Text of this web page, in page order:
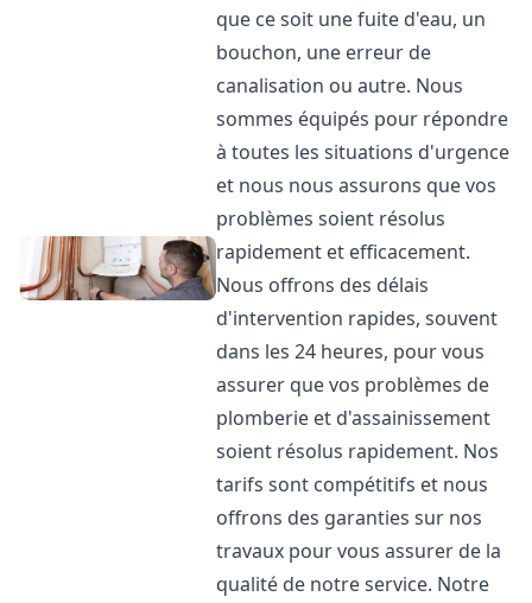
que ce soit une fuite d'eau, un
bouchon, une erreur de
canalisation ou autre. Nous
sommes équipés pour répondre
à toutes les situations d'urgence
et nous nous assurons que vos
problèmes soient résolus
rapidement et efficacement.
Nous offrons des délais
d'intervention rapides, souvent
dans les 24 heures, pour vous
assurer que vos problèmes de
plomberie et d'assainissement
soient résolus rapidement. Nos
tarifs sont compétitifs et nous
offrons des garanties sur nos
travaux pour vous assurer de la
qualité de notre service. Notre